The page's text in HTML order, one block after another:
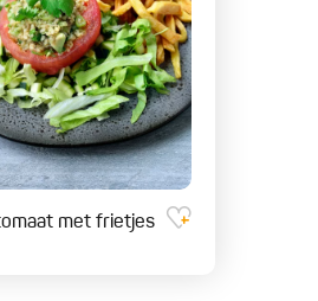
met frietjes